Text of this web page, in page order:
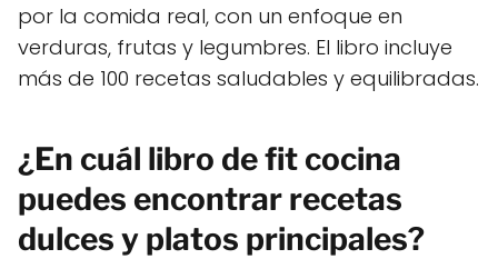
por la comida real, con un enfoque en
verduras, frutas y legumbres. El libro incluye
más de 100 recetas saludables y equilibradas.
¿En cuál libro de fit cocina
puedes encontrar recetas
dulces y platos principales?